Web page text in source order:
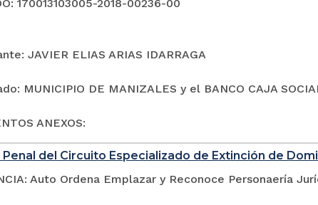
170013103005-2018-00236-00
JAVIER ELIAS ARIAS IDARRAGA
MUNICIPIO DE MANIZALES y el BANCO CAJA
ANEXOS:
del Circuito Especializado de Extinción de
Auto Ordena Emplazar y Reconoce Personaería